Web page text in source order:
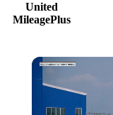
United
MileagePlus